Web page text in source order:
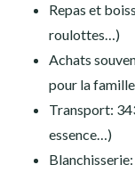
Repas et
roulottes…)
Achats
pour la
Transport:
essence…)